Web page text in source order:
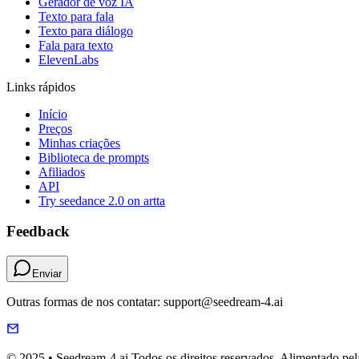
Texto para fala
Texto para diálogo
Fala para texto
ElevenLabs
Links rápidos
Início
Preços
Minhas criações
Biblioteca de prompts
Afiliados
API
Try seedance 2.0 on artta
Feedback
Enviar
Outras formas de nos contatar: support@seedream-4.ai